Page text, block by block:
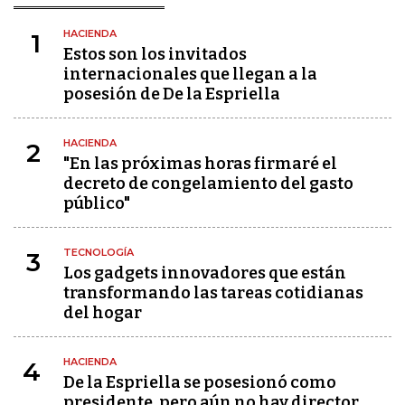
1 HACIENDA
Estos son los invitados
internacionales que llegan a la
posesión de De la Espriella
2 HACIENDA
"En las próximas horas firmaré el
decreto de congelamiento del gasto
público"
3 TECNOLOGÍA
Los gadgets innovadores que están
transformando las tareas cotidianas
del hogar
4 HACIENDA
De la Espriella se posesionó como